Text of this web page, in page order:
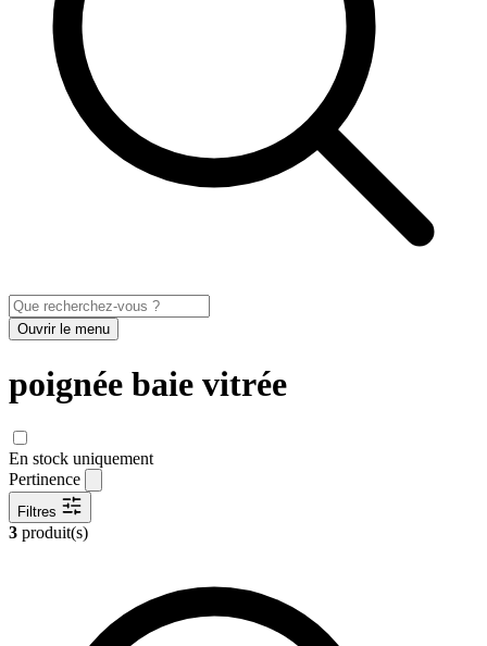
Ouvrir le menu
poignée baie vitrée
En stock uniquement
Pertinence
Filtres
3 produit(s)